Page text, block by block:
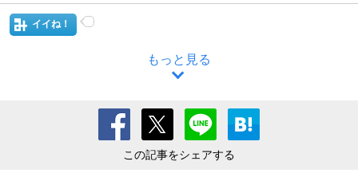
イイね！
もっと見る
この記事をシェアする